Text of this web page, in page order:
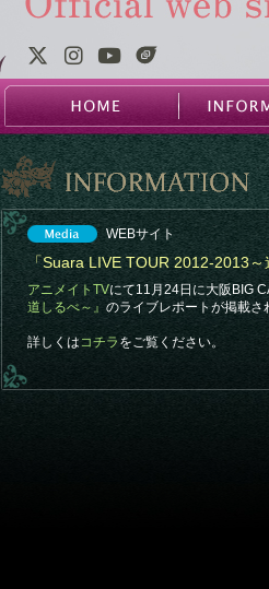
WEBサイト
「Suara LIVE TOUR 2012-2013
アニメイトTVにて11月24日に大阪BIG
道しるべ～』 のライブレポートが掲載さ
詳しくはコチラ をご覧ください。